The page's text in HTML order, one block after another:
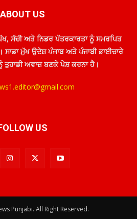
ABOUT US
ਸੱਚੀ ਅਤੇ ਨਿਡਰ ਪੱਤਰਕਾਰਤਾ ਨੂੰ ਸਮਰਪਿਤ
ਸਾਡਾ ਮੁੱਖ ਉਦੇਸ਼ ਪੰਜਾਬ ਅਤੇ ਪੰਜਾਬੀ ਭਾਈਚਾਰੇ
ਤੁਹਾਡੀ ਅਵਾਜ਼ ਬਣਕੇ ਪੇਸ਼ ਕਰਨਾ ਹੈ।
US
Punjabi. All Right Reserved.